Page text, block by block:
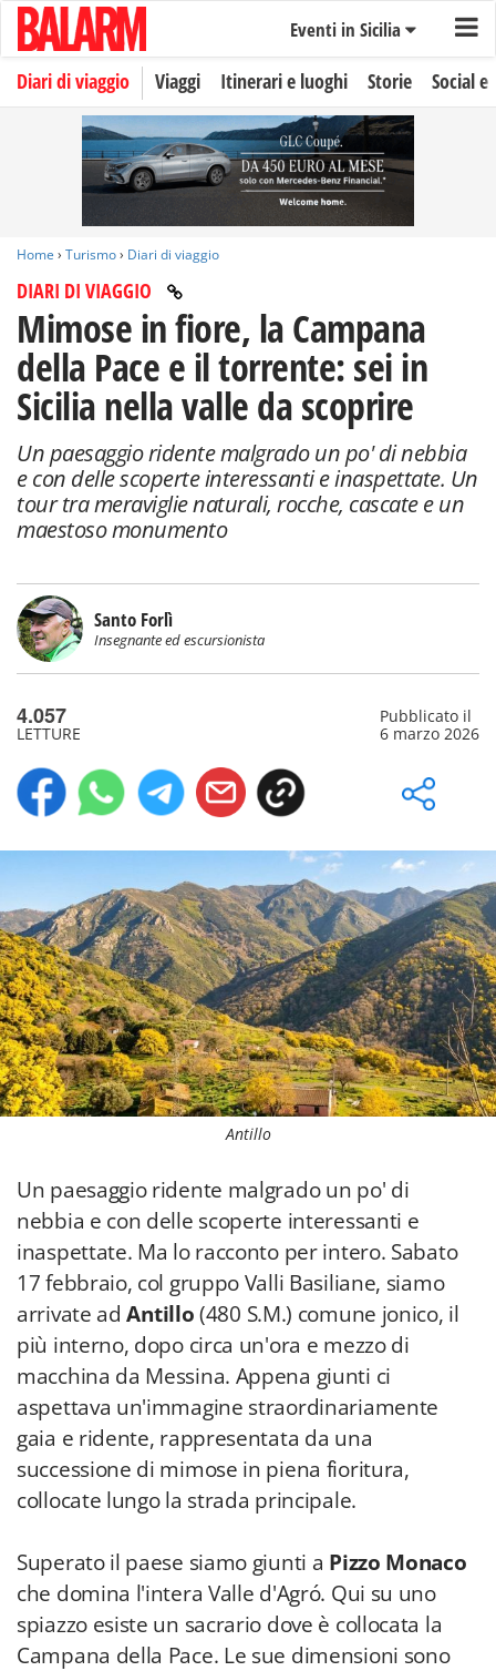
Eventi in Sicilia
Diari di viaggio Viaggi Itinerari e luoghi Storie Social
Home › Turismo› Diari di viaggio
DIARI DI VIAGGIO
Mimose in fiore, la Campana
della Pace e il torrente: sei in
Sicilia nella valle da scoprire
Un paesaggio ridente malgrado un po' di nebbia
e con delle scoperte interessanti e inaspettate. Un
tour tra meraviglie naturali, rocche, cascate e un
maestoso monumento
Santo Forlì
Insegnante ed escursionista
4.057
LETTURE
Pubblicato il
6 marzo 2026
Antillo
Un paesaggio ridente malgrado un po' di
nebbia e con delle scoperte interessanti e
inaspettate. Ma lo racconto per intero. Sabato
17 febbraio, col gruppo Valli Basiliane, siamo
arrivate adAntillo(480 S.M.) comune jonico, il
più interno, dopo circa un'ora e mezzo di
macchina da Messina. Appena giunti ci
aspettava un'immagine straordinariamente
gaia e ridente, rappresentata da una
successione di mimose in piena fioritura,
collocate lungo la strada principale.
Superato il paese siamo giunti a Pizzo Monaco
che domina l'intera Valle d'Agró. Qui su uno
spiazzo esiste un sacrario dove è collocata la
Campana della Pace. Le sue dimensioni sono